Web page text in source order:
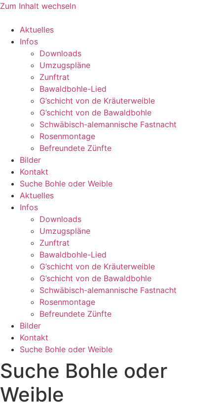
Zum Inhalt wechseln
Aktuelles
Infos
Downloads
Umzugspläne
Zunftrat
Bawaldbohle-Lied
G’schicht von de Kräuterweible
G’schicht von de Bawaldbohle
Schwäbisch-alemannische Fastnacht
Rosenmontage
Befreundete Zünfte
Bilder
Kontakt
Suche Bohle oder Weible
Aktuelles
Infos
Downloads
Umzugspläne
Zunftrat
Bawaldbohle-Lied
G’schicht von de Kräuterweible
G’schicht von de Bawaldbohle
Schwäbisch-alemannische Fastnacht
Rosenmontage
Befreundete Zünfte
Bilder
Kontakt
Suche Bohle oder Weible
Suche Bohle oder
Weible